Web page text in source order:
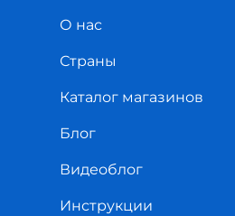
О нас
Страны
Каталог магазинов
Блог
Видеоблог
Инструкции